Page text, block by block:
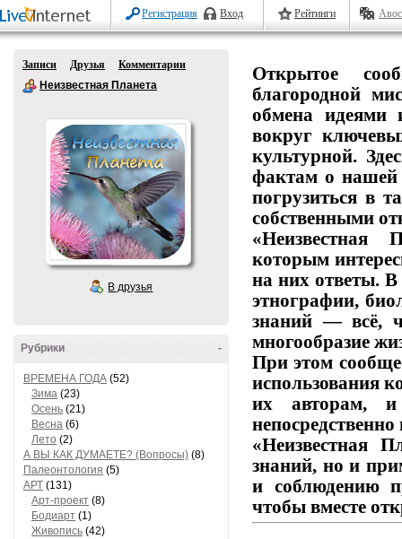
Регистрация Вход Рейтинги
Записи Друзья
Комментарии
Неизвестная Планета
В друзья
-
Рубрики
ВРЕМЕНА ГОДА (52)
Зима (23)
Осень (21)
Весна (6)
Лето (2)
А ВЫ КАК ДУМАЕТЕ? (Вопросы) (8)
Палеонтология (5)
АРТ (131)
Арт-проект (8)
Бодиарт (1)
Живопись (42)
Открытое
благородной
обмена идеями
вокруг
культурной.
фактам о нашей
погрузиться в
собственными
«Неизвестная
которым
на них ответы.В
этнографии,
знаний — всё,
многообразие
При этом
использования
их авторам,и
«Неизвестная
знаний, но и
и соблюдению
чтобы вместе